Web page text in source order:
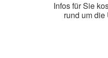
Infos für Sie
rund um die